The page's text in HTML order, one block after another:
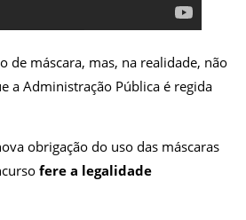
de máscara, mas, na realidade, não
a Administração Pública é regida
obrigação do uso das máscaras
fere a legalidade